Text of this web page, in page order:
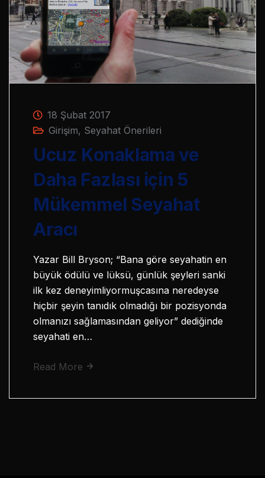
18 Şubat 2017
Girişim, Seyahat Önerileri
Ucuz Konaklama ve
Daha Fazlası için 5
Mükemmel Seyahat
Aracı
Yazar Bill Bryson; “Bana göre seyahatin en
büyük ödülü ve lüksü, günlük şeyleri sanki
ilk kez deneyimliyormuşcasına neredeyse
hiçbir şeyin tanıdık olmadığı bir pozisyonda
olmanızı sağlamasından geliyor” dediğinde
seyahati en…
Read More